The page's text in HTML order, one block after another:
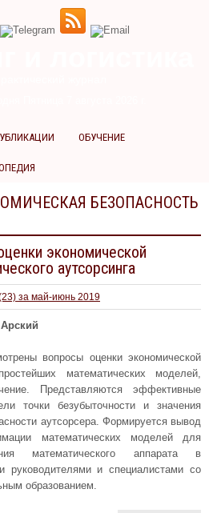
ОБУЧЕНИЕ
БЕЗОПАСНОСТЬ
экономической
аутсорсинга
за май-июнь 2019
вопросы оценки экономической
математических моделей,
Представляются эффективные
точки безубыточности и значения
аутсорсера. Формируется вывод
математических моделей для
математического аппарата в
руководителями и специалистами со
образованием.